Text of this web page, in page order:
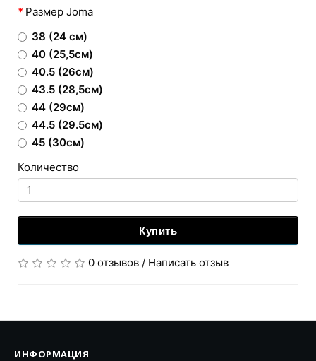
Размер Joma
38 (24 см)
40 (25,5см)
40.5 (26см)
43.5 (28,5см)
44 (29см)
44.5 (29.5см)
45 (30см)
Количество
Купить
0 отзывов / Написать отзыв
ИНФОРМАЦИЯ